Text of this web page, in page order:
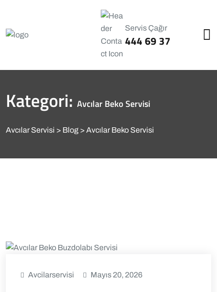
Servis Çağır
444 69 37
Kategori: Avcılar Beko Servisi
Avcılar Servisi Blog Avcılar Beko Servisi
Avcilarservisi Mayıs 20, 2026